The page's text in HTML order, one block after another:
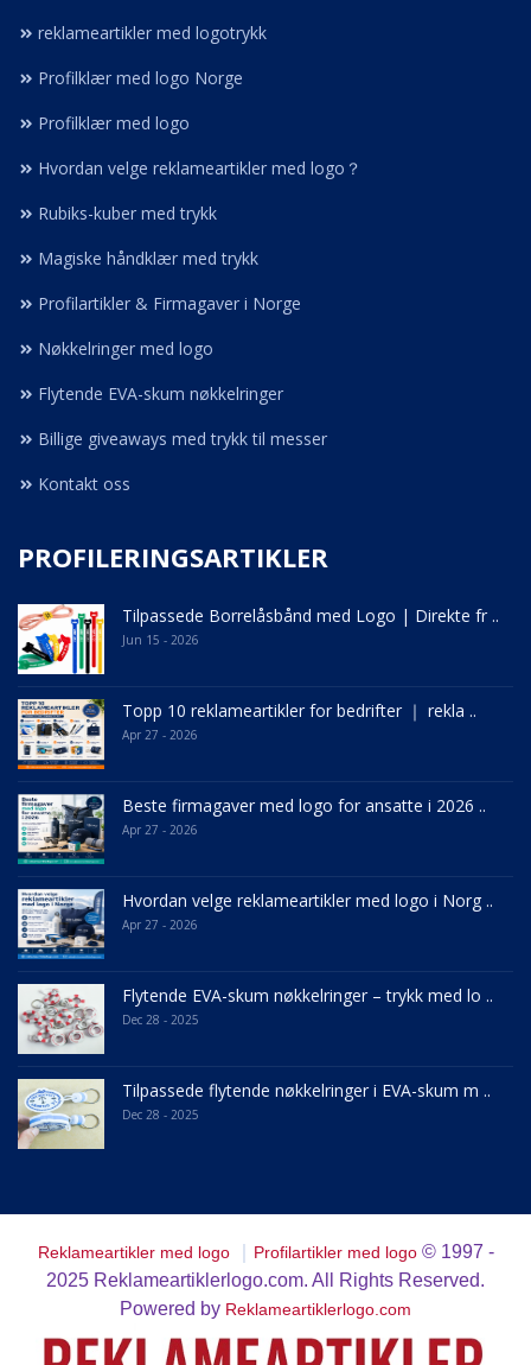
reklameartikler med logotrykk
Profilklær med logo Norge
Profilklær med logo
Hvordan velge reklameartikler med logo？
Rubiks-kuber med trykk
Magiske håndklær med trykk
Profilartikler & Firmagaver i Norge
Nøkkelringer med logo
Flytende EVA-skum nøkkelringer
Billige giveaways med trykk til messer
Kontakt oss
PROFILERINGSARTIKLER
Tilpassede Borrelåsbånd med Logo | Direkte fr ..
Jun 15 - 2026
Topp 10 reklameartikler for bedrifter ｜ rekla ..
Apr 27 - 2026
Beste firmagaver med logo for ansatte i 2026 ..
Apr 27 - 2026
Hvordan velge reklameartikler med logo i Norg ..
Apr 27 - 2026
Flytende EVA-skum nøkkelringer – trykk med lo ..
Dec 28 - 2025
Tilpassede flytende nøkkelringer i EVA-skum m ..
Dec 28 - 2025
Reklameartikler med logo｜ Profilartikler med logo © 1997 -
2025 Reklameartiklerlogo.com. All Rights Reserved.
Powered by Reklameartiklerlogo.com